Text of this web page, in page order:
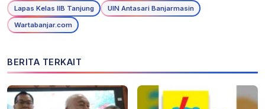
Lapas Kelas IIB Tanjung
UIN Antasari Banjarmasin
Wartabanjar.com
BERITA TERKAIT